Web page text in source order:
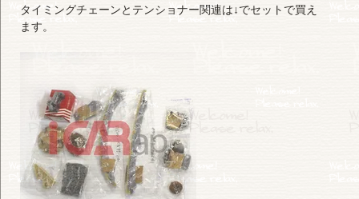
タイミングチェーンとテンショナー関連は↓でセットで買え
ます。